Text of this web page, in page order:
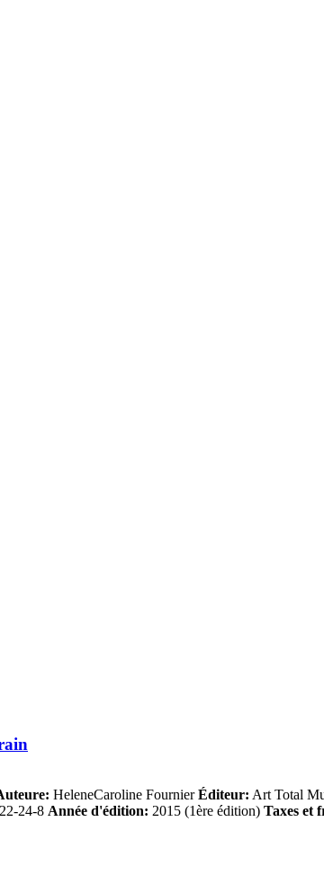
HeleneCaroline FournierÉditeur: Art Total
24-8 Année d'édition: 2015 (1ère édition) Taxes et